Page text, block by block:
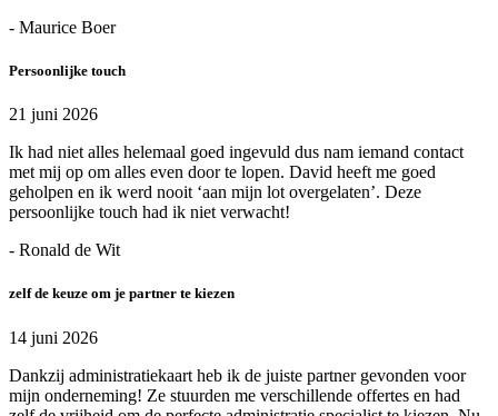
- Maurice Boer
Persoonlijke touch
21 juni 2026
Ik had niet alles helemaal goed ingevuld dus nam iemand contact
met mij op om alles even door te lopen. David heeft me goed
geholpen en ik werd nooit ‘aan mijn lot overgelaten’. Deze
persoonlijke touch had ik niet verwacht!
- Ronald de Wit
zelf de keuze om je partner te kiezen
14 juni 2026
Dankzij administratiekaart heb ik de juiste partner gevonden voor
mijn onderneming! Ze stuurden me verschillende offertes en had